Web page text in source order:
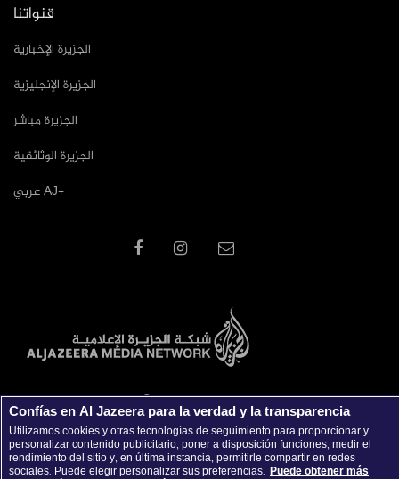
قنواتنا
الجزيرة الإخبارية
الجزيرة الإنجليزية
الجزيرة مباشر
الجزيرة الوثائقية
عربي AJ+
جميع الحقوق محفوظة © 2026 شبكة الجزيرة الاعلامية
Confías en Al Jazeera para la verdad y la transparencia
Utilizamos cookies y otras tecnologías de seguimiento para proporcionar y
personalizar contenido publicitario, poner a disposición funciones, medir el
rendimiento del sitio y, en última instancia, permitirle compartir en redes
sociales. Puede elegir personalizar sus preferencias. Puede obtener más